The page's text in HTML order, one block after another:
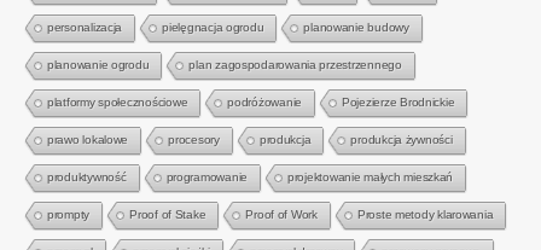
personalizacja pielęgnacja ogrodu planowanie budowy
planowanie ogrodu plan zagospodarowania przestrzennego
platformy społecznościowe podróżowanie Pojezierze Brodnickie
prawo lokalowe procesory produkcja produkcja żywności
produktywność programowanie projektowanie małych mieszkań
prompty Proof of Stake Proof of Work Proste metody klarowania